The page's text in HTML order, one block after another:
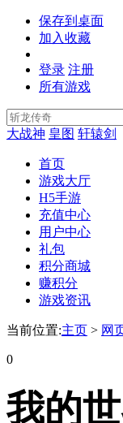
保存到桌面
加入收藏
登录 注册
所有游戏
大战神 皇图 轩辕剑
首页
游戏大厅
H5手游
充值中心
用户中心
礼包
积分商城
赚积分
游戏资讯
当前位置:主页 > 网
0
我的